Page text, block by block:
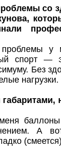
со
у
спорт —
Без
баллоны
А